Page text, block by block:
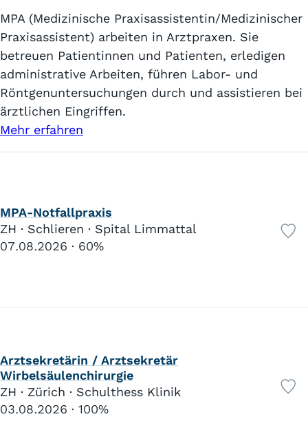
MPA (Medizinische Praxisassistentin/Medizinischer
Praxisassistent) arbeiten in Arztpraxen. Sie
betreuen Patientinnen und Patienten, erledigen
administrative Arbeiten, führen Labor- und
Röntgenuntersuchungen durch und assistieren bei
ärztlichen Eingriffen.
Mehr erfahren
MPA-Notfallpraxis
ZH · Schlieren · Spital Limmattal
07.08.2026
60%
Arztsekretärin / Arztsekretär
Wirbelsäulenchirurgie
ZH · Zürich · Schulthess Klinik
03.08.2026
100%